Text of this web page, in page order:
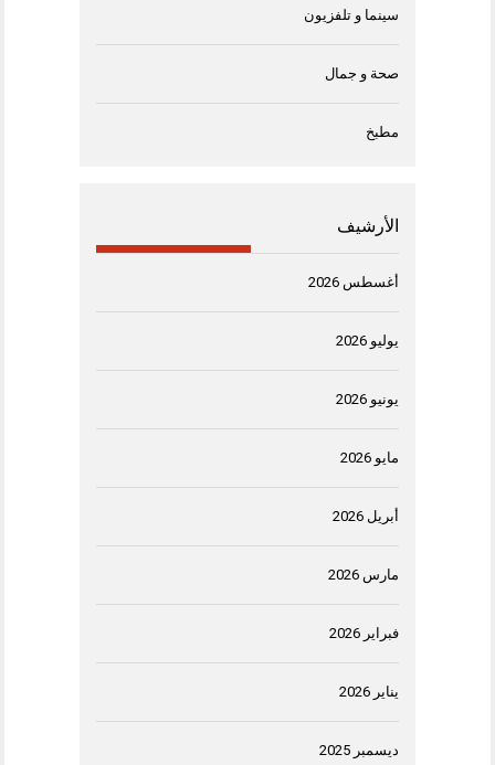
سينما و تلفزيون
صحة و جمال
مطبخ
الأرشيف
أغسطس 2026
يوليو 2026
يونيو 2026
مايو 2026
أبريل 2026
مارس 2026
فبراير 2026
يناير 2026
ديسمبر 2025